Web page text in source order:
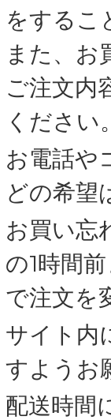
をするこ
また、お
ご注文内
ください
お電話や
どの希望
お買い忘
の1時間
で注文を
サイト内
すようお
配送時間